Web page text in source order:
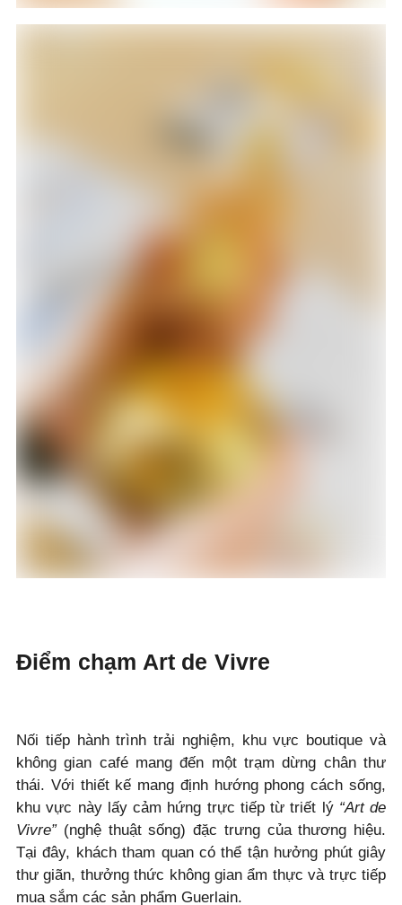
Điểm chạm Art de Vivre
Nối tiếp hành trình trải nghiệm, khu vực boutique và
không gian café mang đến một trạm dừng chân thư
thái. Với thiết kế mang định hướng phong cách sống,
khu vực này lấy cảm hứng trực tiếp từ triết lý “Art de
Vivre”(nghệ thuật sống) đặc trưng của thương hiệu.
Tại đây, khách tham quan có thể tận hưởng phút giây
thư giãn, thưởng thức không gian ẩm thực và trực tiếp
mua sắm các sản phẩm Guerlain.